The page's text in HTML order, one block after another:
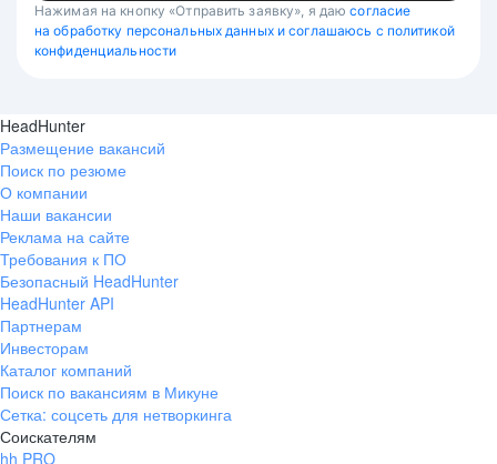
Нажимая на кнопку «Отправить заявку», я даю согласие
на обработку персональных данных и соглашаюсь с политикой
конфиденциальности
HeadHunter
Размещение вакансий
Поиск по резюме
О компании
Наши вакансии
Реклама на сайте
Требования к ПО
Безопасный HeadHunter
HeadHunter API
Партнерам
Инвесторам
Каталог компаний
Поиск по вакансиям в Микуне
Сетка: соцсеть для нетворкинга
Соискателям
hh PRO